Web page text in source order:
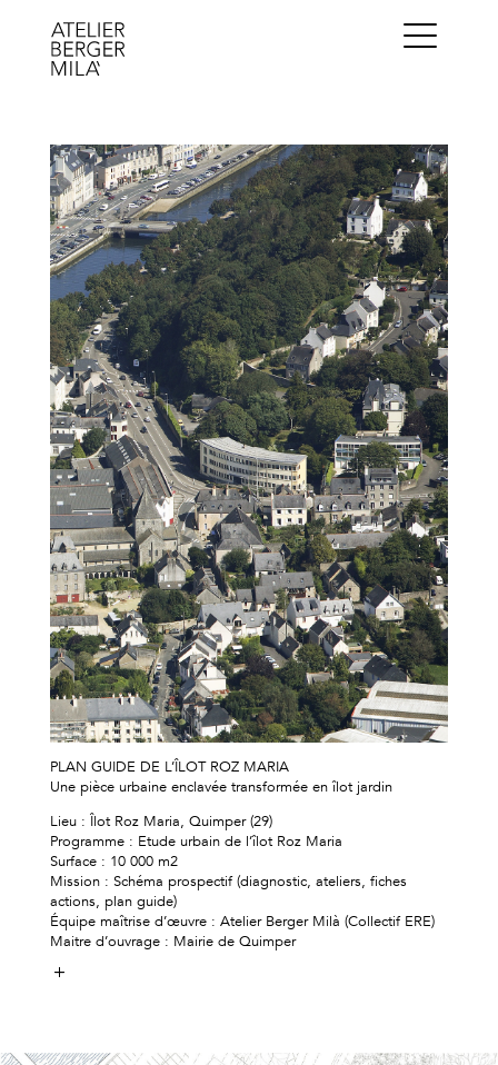
PLAN GUIDE DE L’ÎLOT ROZ MARIA
Une pièce urbaine enclavée transformée en îlot jardin
Lieu : Îlot Roz Maria, Quimper (29)
Programme : Etude urbain de l’îlot Roz Maria
Surface : 10 000 m2
Mission : Schéma prospectif (diagnostic, ateliers, fiches
actions, plan guide)
Équipe maîtrise d’œuvre : Atelier Berger Milà (Collectif ERE)
Maitre d’ouvrage : Mairie de Quimper